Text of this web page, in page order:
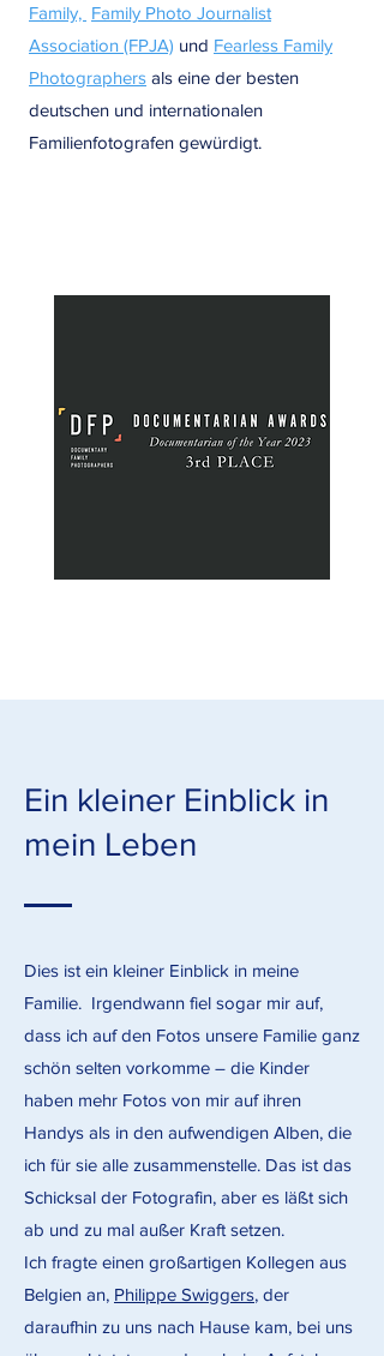
Family, Family Photo Journalist
Association (FPJA) und Fearless Family
Photographers als eine der besten
deutschen und internationalen
Familienfotografen gewürdigt.
Ein kleiner Einblick in
mein Leben
Dies ist ein kleiner Einblick in meine
Familie. Irgendwann fiel sogar mir auf,
dass ich auf den Fotos unsere Familie ganz
schön selten vorkomme – die Kinder
haben mehr Fotos von mir auf ihren
Handys als in den aufwendigen Alben, die
ich für sie alle zusammenstelle. Das ist das
Schicksal der Fotografin, aber es läßt sich
ab und zu mal außer Kraft setzen.
Ich fragte einen großartigen Kollegen aus
Belgien an, Philippe Swiggers, der
daraufhin zu uns nach Hause kam, bei uns